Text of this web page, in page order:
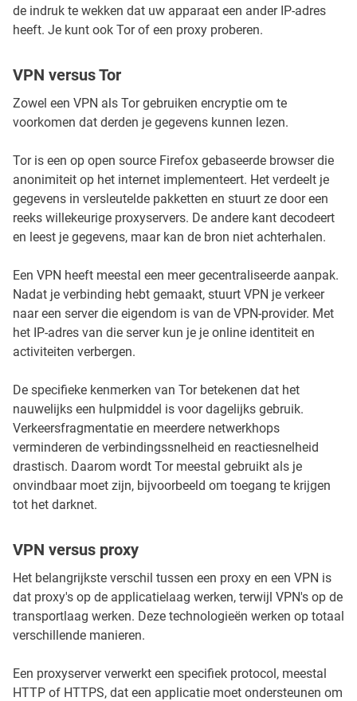
de indruk te wekken dat uw apparaat een ander IP-adres
heeft. Je kunt ook Tor of een proxy proberen.
VPN versus Tor
Zowel een VPN als Tor gebruiken encryptie om te
voorkomen dat derden je gegevens kunnen lezen.
Tor is een op open source Firefox gebaseerde browser die
anonimiteit op het internet implementeert. Het verdeelt je
gegevens in versleutelde pakketten en stuurt ze door een
reeks willekeurige proxyservers. De andere kant decodeert
en leest je gegevens, maar kan de bron niet achterhalen.
Een VPN heeft meestal een meer gecentraliseerde aanpak.
Nadat je verbinding hebt gemaakt, stuurt VPN je verkeer
naar een server die eigendom is van de VPN-provider. Met
het IP-adres van die server kun je je online identiteit en
activiteiten verbergen.
De specifieke kenmerken van Tor betekenen dat het
nauwelijks een hulpmiddel is voor dagelijks gebruik.
Verkeersfragmentatie en meerdere netwerkhops
verminderen de verbindingssnelheid en reactiesnelheid
drastisch. Daarom wordt Tor meestal gebruikt als je
onvindbaar moet zijn, bijvoorbeeld om toegang te krijgen
tot het darknet.
VPN versus proxy
Het belangrijkste verschil tussen een proxy en een VPN is
dat proxy's op de applicatielaag werken, terwijl VPN's op de
transportlaag werken. Deze technologieën werken op totaal
verschillende manieren.
Een proxyserver verwerkt een specifiek protocol, meestal
HTTP of HTTPS, dat een applicatie moet ondersteunen om